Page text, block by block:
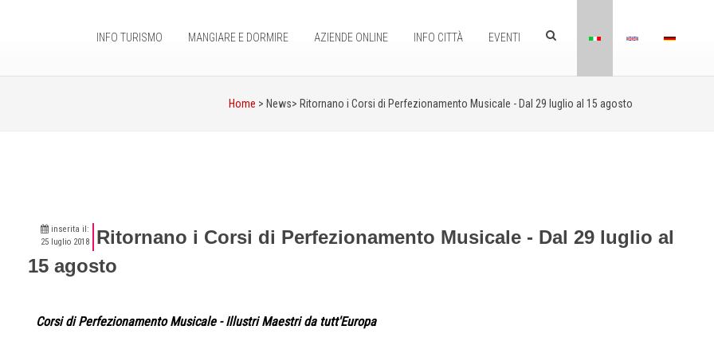
INFO TURISMO MANGIARE E DORMIRE AZIENDE ONLINE INFO CITTÀ EVENTI
Home > News> Ritornano i Corsi di Perfezionamento Musicale - Dal 29 luglio al 15 agosto
inserita il:
25 luglio 2018
Ritornano i Corsi di Perfezionamento Musicale - Dal 29 luglio al
15 agosto
Corsi di Perfezionamento Musicale - Illustri Maestri da tutt'Europa